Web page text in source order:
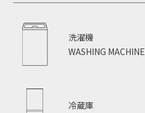
WASHING MACHINE
洗濯機
冷蔵庫